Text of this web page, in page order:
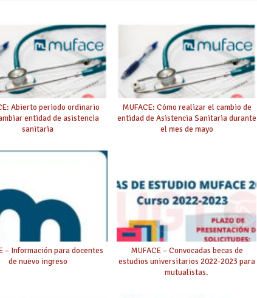
Abierto periodo ordinario
entidad de asistencia
sanitaria
MUFACE: Cómo realizar el cambio de
entidad de Asistencia Sanitaria durante
el mes de mayo
– Información para docentes
de nuevo ingreso
MUFACE – Convocadas becas de
estudios universitarios 2022-2023 para
mutualistas.